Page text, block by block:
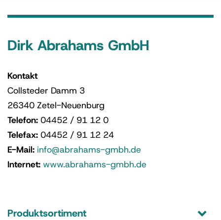
Dirk Abrahams GmbH
Kontakt
Collsteder Damm 3
26340 Zetel-Neuenburg
Telefon: 04452 / 91 12 0
Telefax: 04452 / 91 12 24
E-Mail: info@abrahams-gmbh.de
Internet: www.abrahams-gmbh.de
Produktsortiment